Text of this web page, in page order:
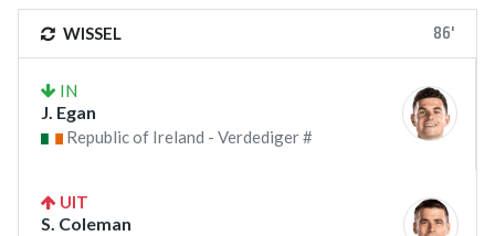
WISSEL 86'
IN
J. Egan
Republic of Ireland - Verdediger #
UIT
S. Coleman